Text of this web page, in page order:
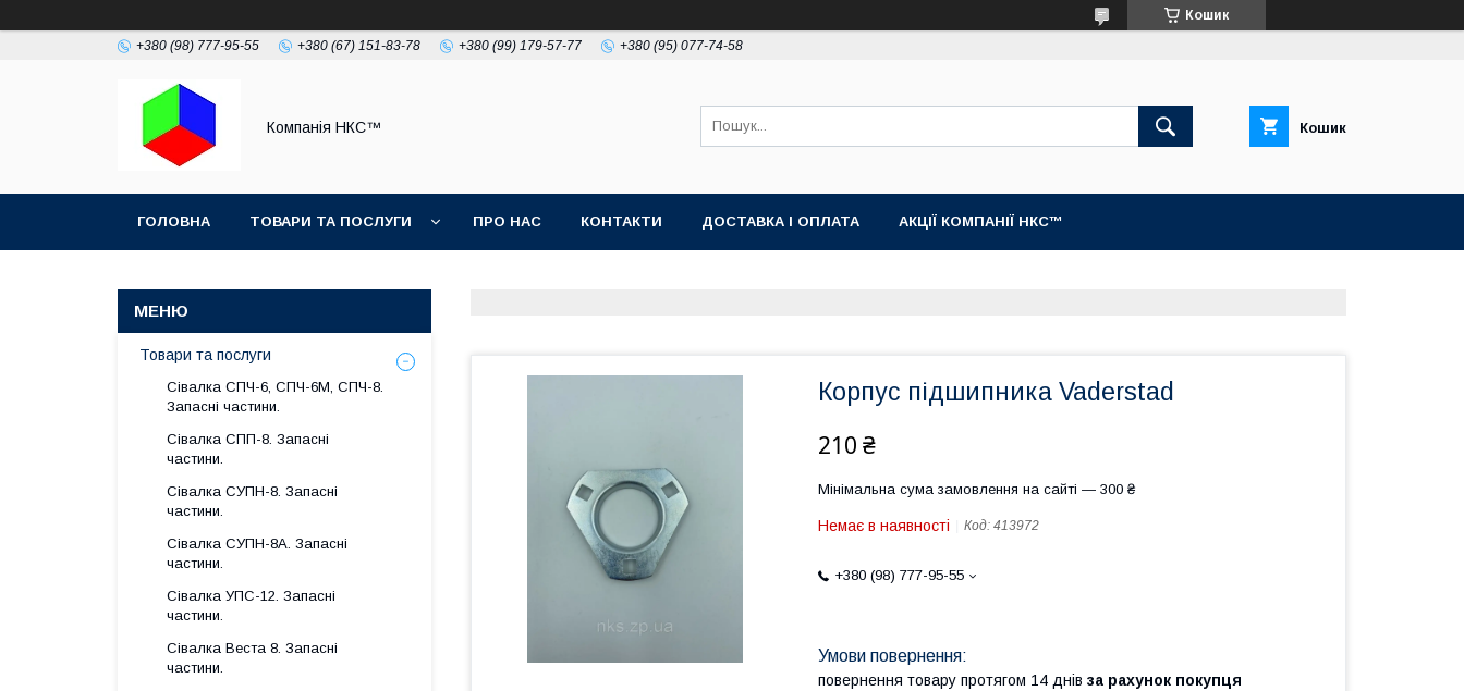
Кошик
+380 (98) 777-95-55 +380 (67) 151-83-78 +380 (99) 179-57-77 +380 (95) 077-74-58
Компанія НКС™ Кошик
ГОЛОВНА ТОВАРИ ТА ПОСЛУГИ ПРО НАС КОНТАКТИ ДОСТАВКА І ОПЛАТА АКЦІЇ КОМПАНІЇ НКС™
Корпус підшипника Vaderstad
210 ₴
Мінімальна сума замовлення на сайті — 300 ₴
Немає в наявності Код: 413972
+380 (98) 777-95-55
повернення товару протягом 14 днів за рахунок покупця
Товари та послуги
Сівалка СПЧ-6, СПЧ-6М, СПЧ-8.
Запасні частини.
Сівалка СПП-8. Запасні
частини.
Сівалка СУПН-8. Запасні
частини.
Сівалка СУПН-8А. Запасні
частини.
Сівалка УПС-12. Запасні
частини.
Сівалка Веста 8. Запасні
частини.